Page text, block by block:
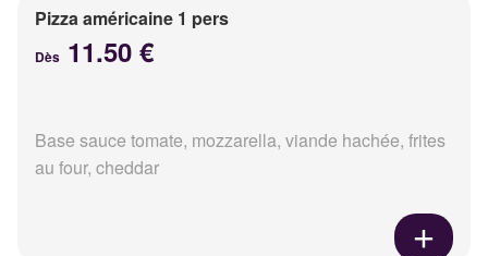
Pizza américaine 1 pers
Dès 11.50 €
Base sauce tomate, mozzarella, viande hachée, frites
au four, cheddar